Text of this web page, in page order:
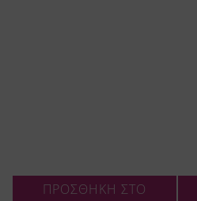
ΠΡΟΣΘΗΚΗ ΣΤΟ